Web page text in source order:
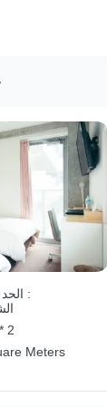
الحد الأقصى لعدد الضيوف :
2
Meters